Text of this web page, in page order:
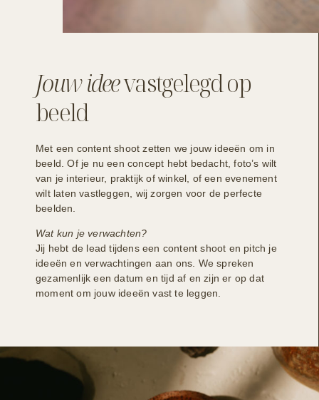
Jouw ideevastgelegd op
beeld
Met een content shoot zetten we jouw ideeën om in
beeld. Of je nu een concept hebt bedacht, foto’s wilt
van je interieur, praktijk of winkel, of een evenement
wilt laten vastleggen, wij zorgen voor de perfecte
beelden.
Wat kun je verwachten?
Jij hebt de lead tijdens een content shoot en pitch je
ideeën en verwachtingen aan ons. We spreken
gezamenlijk een datum en tijd af en zijn er op dat
moment om jouw ideeën vast te leggen.